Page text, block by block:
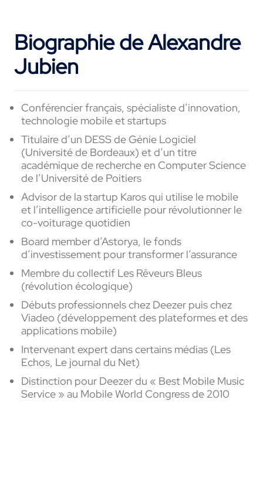
Biographie de Alexandre
Jubien
Conférencier français, spécialiste d’innovation,
technologie mobile et startups
Titulaire d’un DESS de Génie Logiciel
(Université de Bordeaux) et d’un titre
académique de recherche en Computer Science
de l’Université de Poitiers
Advisor de la startup Karos qui utilise le mobile
et l’intelligence artificielle pour révolutionner le
co-voiturage quotidien
Board member d’Astorya, le fonds
d’investissement pour transformer l’assurance
Membre du collectif Les Rêveurs Bleus
(révolution écologique)
Débuts professionnels chez Deezer puis chez
Viadeo (développement des plateformes et des
applications mobile)
Intervenant expert danscertains médias (Les
Echos, Le journal du Net)
Distinction pour Deezer du « Best Mobile Music
Service » au Mobile World Congress de 2010